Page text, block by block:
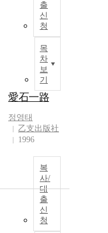
출
신
청
목
차
보
기
愛石一路
정영태
乙支出版社
1996
복
사/
대
출
신
청